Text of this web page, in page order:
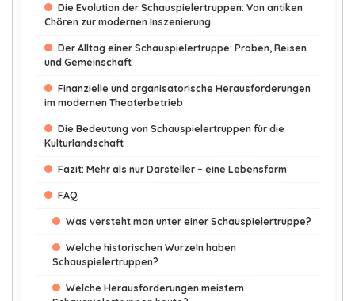
Die Evolution der Schauspielertruppen: Von antiken
Chören zur modernen Inszenierung
Der Alltag einer Schauspielertruppe: Proben, Reisen
und Gemeinschaft
Finanzielle und organisatorische Herausforderungen
im modernen Theaterbetrieb
Die Bedeutung von Schauspielertruppen für die
Kulturlandschaft
Fazit: Mehr als nur Darsteller – eine Lebensform
FAQ
Was versteht man unter einer Schauspielertruppe?
Welche historischen Wurzeln haben
Schauspielertruppen?
Welche Herausforderungen meistern